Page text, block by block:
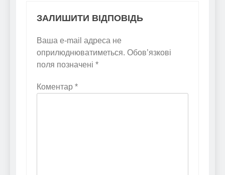
ЗАЛИШИТИ ВІДПОВІДЬ
Ваша e-mail адреса не
оприлюднюватиметься. Обов’язкові
поля позначені *
Коментар *